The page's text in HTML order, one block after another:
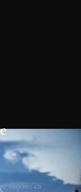
majeure en